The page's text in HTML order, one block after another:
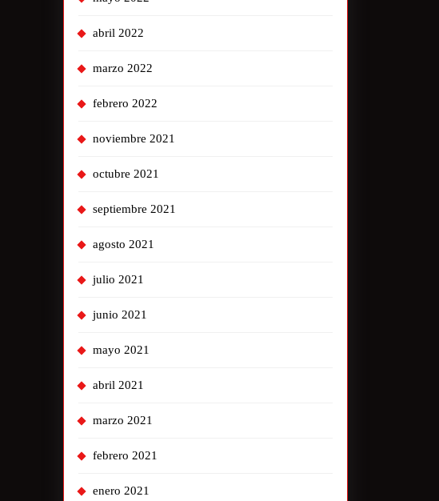
abril 2022
marzo 2022
febrero 2022
noviembre 2021
octubre 2021
septiembre 2021
agosto 2021
julio 2021
junio 2021
mayo 2021
abril 2021
marzo 2021
febrero 2021
enero 2021